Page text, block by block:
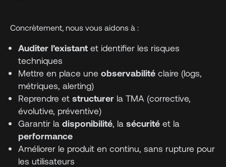
Concrètement, nous vous aidons à :
Auditer l’existant et identifier les risques
techniques
Mettre en place une observabilité claire (logs,
métriques, alerting)
Reprendre et structurer la TMA (corrective,
évolutive, préventive)
Garantir la disponibilité, la sécurité et la
performance
Améliorer le produit en continu, sans rupture pour
les utilisateurs